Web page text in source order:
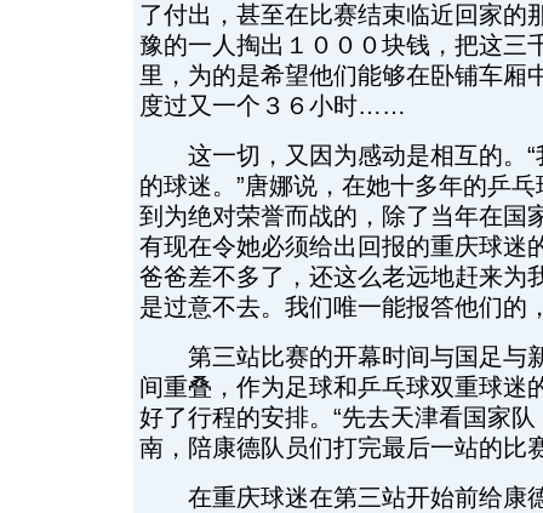
了付出，甚至在比赛结束临近回家的
豫的一人掏出１０００块钱，把这三
里，为的是希望他们能够在卧铺车厢
度过又一个３６小时……
这一切，又因为感动是相互的。“
的球迷。”唐娜说，在她十多年的乒
到为绝对荣誉而战的，除了当年在国
有现在令她必须给出回报的重庆球迷
爸爸差不多了，还这么老远地赶来为
是过意不去。我们唯一能报答他们的
第三站比赛的开幕时间与国足与
间重叠，作为足球和乒乓球双重球迷
好了行程的安排。“先去天津看国家
南，陪康德队员们打完最后一站的比
在重庆球迷在第三站开始前给康